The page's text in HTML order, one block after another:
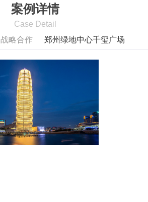
案例详情
Case Detail
战略合作 郑州绿地中心千玺广场